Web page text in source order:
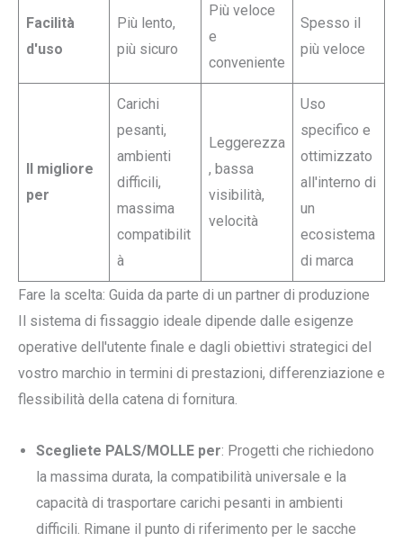
Facilità
d'uso
Più lento,
più sicuro
Più veloce
e
conveniente
Spesso il
più veloce
Il migliore
per
Carichi
pesanti,
ambienti
difficili,
massima
compatibilit
à
Leggerezza
, bassa
visibilità,
velocità
Uso
specifico e
ottimizzato
all'interno di
un
ecosistema
di marca
Fare la scelta: Guida da parte di un partner di produzione
Il sistema di fissaggio ideale dipende dalle esigenze
operative dell'utente finale e dagli obiettivi strategici del
vostro marchio in termini di prestazioni, differenziazione e
flessibilità della catena di fornitura.
Scegliete PALS/MOLLE per: Progetti che richiedono
la massima durata, la compatibilità universale e la
capacità di trasportare carichi pesanti in ambienti
difficili. Rimane il punto di riferimento per le sacche